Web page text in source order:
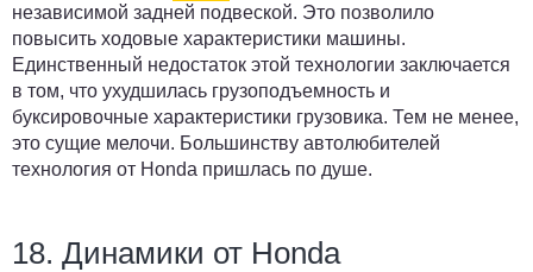
независимой задней подвеской. Это позволило
повысить ходовые характеристики машины.
Единственный недостаток этой технологии заключается
в том, что ухудшилась грузоподъемность и
буксировочные характеристики грузовика. Тем не менее,
это сущие мелочи. Большинству автолюбителей
технология от Honda пришлась по душе.
18. Динамики от Honda